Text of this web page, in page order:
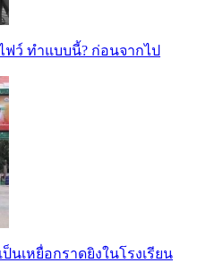
ฟว์ ทำแบบนี้? ก่อนจากไป
นเหยื่อกราดยิงในโรงเรียน